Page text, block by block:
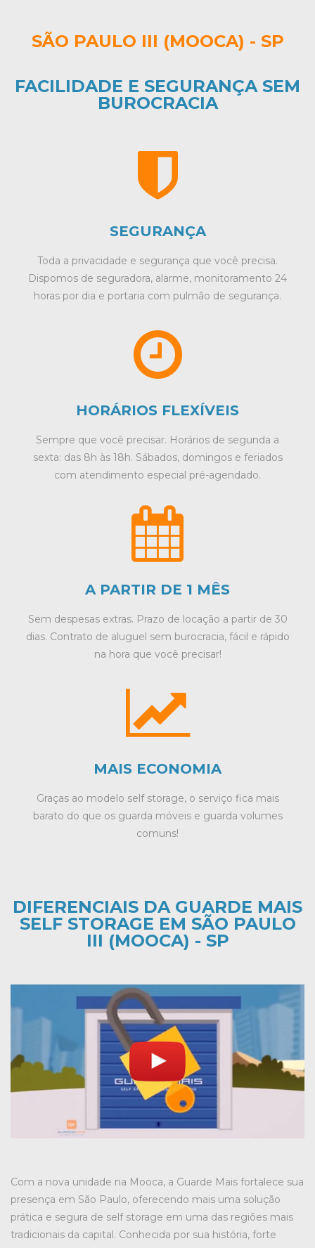
SÃO PAULO III (MOOCA) - SP
FACILIDADE E SEGURANÇA SEM
BUROCRACIA
SEGURANÇA
Toda a privacidade e segurança que você precisa.
Dispomos de seguradora, alarme, monitoramento 24
horas por dia e portaria com pulmão de segurança.
HORÁRIOS FLEXÍVEIS
Sempre que você precisar. Horários de segunda a
sexta: das 8h às 18h. Sábados, domingos e feriados
com atendimento especial pré-agendado.
A PARTIR DE 1 MÊS
Sem despesas extras. Prazo de locação a partir de 30
dias. Contrato de aluguel sem burocracia, fácil e rápido
na hora que você precisar!
MAIS ECONOMIA
Graças ao modelo self storage, o serviço fica mais
barato do que os guarda móveis e guarda volumes
comuns!
DIFERENCIAIS DA GUARDE MAIS
SELF STORAGE EM SÃO PAULO
III (MOOCA) - SP
Com a nova unidade na Mooca, a Guarde Mais fortalece sua
presença em São Paulo, oferecendo mais uma solução
prática e segura de self storage em uma das regiões mais
tradicionais da capital. Conhecida por sua história, forte